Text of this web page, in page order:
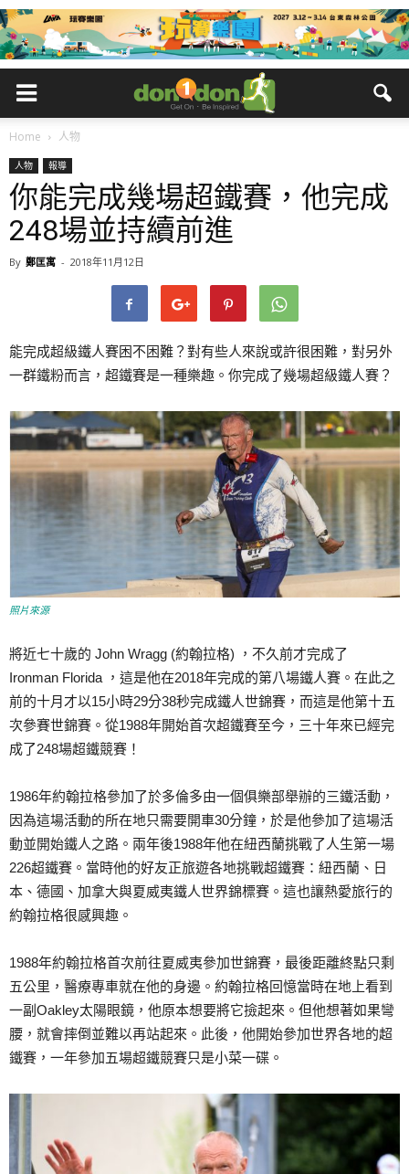
Home 人物
人物 報導
你能完成幾場超鐵賽，他完成
248場並持續前進
By 鄭匡寓 - 2018年11月12日
能完成超級鐵人賽困不困難？對有些人來說或許很困難，對另外
一群鐵粉而言，超鐵賽是一種樂趣。你完成了幾場超級鐵人賽？
照片來源
將近七十歲的 John Wragg (約翰拉格) ，不久前才完成了
Ironman Florida ，這是他在2018年完成的第八場鐵人賽。在此之
前的十月才以15小時29分38秒完成鐵人世錦賽，而這是他第十五
次參賽世錦賽。從1988年開始首次超鐵賽至今，三十年來已經完
成了248場超鐵競賽！
1986年約翰拉格參加了於多倫多由一個俱樂部舉辦的三鐵活動，
因為這場活動的所在地只需要開車30分鐘，於是他參加了這場活
動並開始鐵人之路。兩年後1988年他在紐西蘭挑戰了人生第一場
226超鐵賽。當時他的好友正旅遊各地挑戰超鐵賽：紐西蘭、日
本、德國、加拿大與夏威夷鐵人世界錦標賽。這也讓熱愛旅行的
約翰拉格很感興趣。
1988年約翰拉格首次前往夏威夷參加世錦賽，最後距離終點只剩
五公里，醫療專車就在他的身邊。約翰拉格回憶當時在地上看到
一副Oakley太陽眼鏡，他原本想要將它撿起來。但他想著如果彎
腰，就會摔倒並難以再站起來。此後，他開始參加世界各地的超
鐵賽，一年參加五場超鐵競賽只是小菜一碟。